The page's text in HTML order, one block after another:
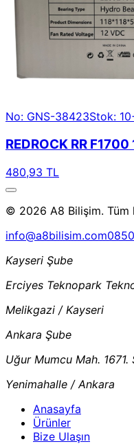
No: GNS-38423Stok:
REDROCK RR
480,93 TL
© 2026 A8 Bilişim. Tüm
info@a8bilisim.com
Kayseri Şube
Erciyes Teknopark
Melikgazi / Kayseri
Ankara Şube
Uğur Mumcu Mah.
Yenimahalle / Ankara
Anasayfa
Ürünler
Bize Ulaşın